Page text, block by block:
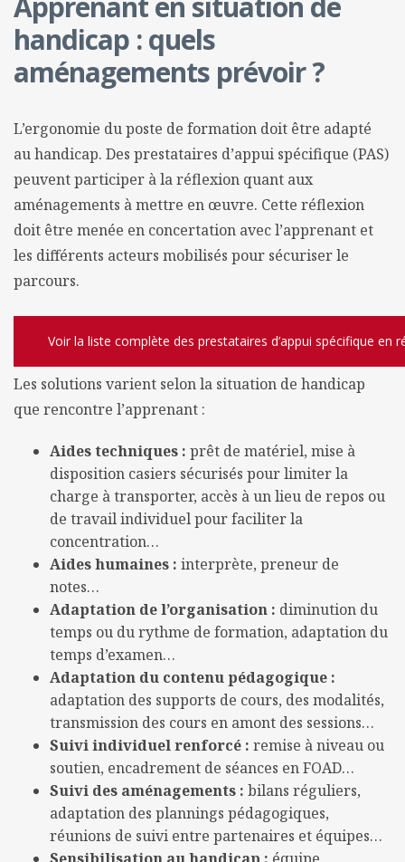
handicap : quels
aménagements prévoir ?
L’ergonomie du poste de formation doit être adapté
au handicap. Des prestataires d’appui spécifique (PAS)
peuvent participer à la réflexion quant aux
aménagements à mettre en œuvre. Cette réflexion
doit être menée en concertation avec l’apprenant et
les différents acteurs mobilisés pour sécuriser le
parcours.
Voir la liste complète des prestataires d’appui spécifique en
Les solutions varient selon la situation de handicap
que rencontre l’apprenant :
Aides techniques : prêt de matériel, mise à
disposition casiers sécurisés pour limiter la
charge à transporter, accès à un lieu de repos ou
de travail individuel pour faciliter la
concentration…
Aides humaines : interprète, preneur de
notes…
Adaptation de l’organisation : diminution du
temps ou du rythme de formation, adaptation du
temps d’examen…
Adaptation du contenu pédagogique :
adaptation des supports de cours, des modalités,
transmission des cours en amont des sessions…
Suivi individuel renforcé : remise à niveau ou
soutien, encadrement de séances en FOAD…
Suivi des aménagements : bilans réguliers,
adaptation des plannings pédagogiques,
réunions de suivi entre partenaires et équipes…